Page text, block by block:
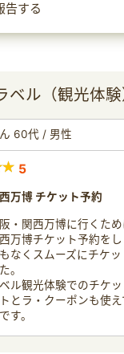
告する
ベル（観光体
60代 / 男性
5
万博 チケット予約
・関西万博に行くた
万博チケット予約をし
なくスムーズにチケッ
。
ル観光体験でのチケ
とラ・クーポンも使え
す。